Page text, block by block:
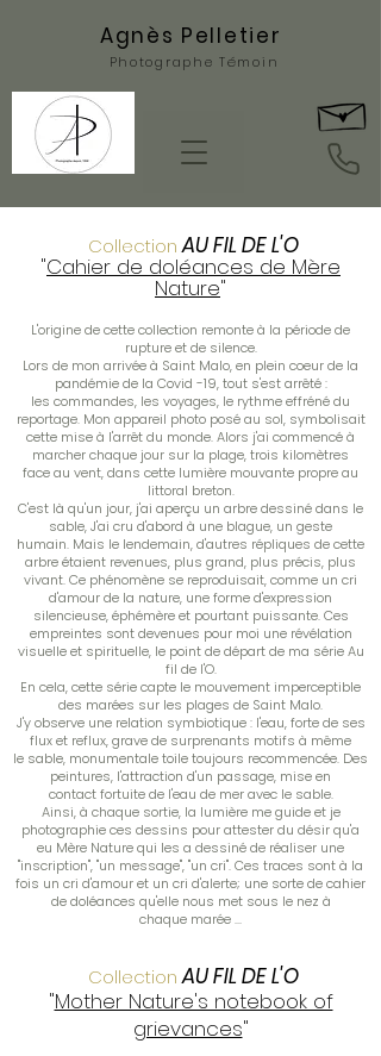
Agnès Pelletier
Photographe Témoin
Collection AU FIL DE L'O
"Cahier de doléances de Mère
Nature"
L'origine de cette collection remonte à la période de
rupture et de silence.
Lors de mon arrivée à Saint Malo, en plein coeur de la
pandémie de la Covid -19, tout s'est arrêté :
les commandes, les voyages, le rythme effréné du
reportage. Mon appareil photo posé au sol, symbolisait
cette mise à l'arrêt du monde. Alors j'ai commencé à
marcher chaque jour sur la plage, trois kilomètres
face au vent, dans cette lumière mouvante propre au
littoral breton.
C'est là qu'un jour, j'ai aperçu un arbre dessiné dans le
sable, J'ai cru d'abord à une blague, un geste
humain. Mais le lendemain, d'autres répliques de cette
arbre étaient revenues, plus grand, plus précis, plus
vivant. Ce phénomène se reproduisait, comme un cri
d'amour de la nature, une forme d'expression
silencieuse, éphémère et pourtant puissante. Ces
empreintes sont devenues pour moi une révélation
visuelle et spirituelle, le point de départ de ma série Au
fil de l'O.
En cela, cette série capte le mouvement imperceptible
des marées sur les plages de Saint Malo.
J'y observe une relation symbiotique : l'eau, forte de ses
flux et reflux, grave de surprenants motifs à même
le sable, monumentale toile toujours recommencée. Des
peintures, l'attraction d'un passage, mise en
contact fortuite de l'eau de mer avec le sable.
Ainsi, à chaque sortie, la lumière me guide et je
photographie ces dessins pour attester du désir qu'a
eu Mère Nature qui les a dessiné de réaliser une
"inscription", "un message", "un cri". Ces traces sont à la
fois un cri d'amour et un cri d'alerte; une sorte de cahier
de doléances qu'elle nous met sous le nez à
chaque marée ...
Collection AU FIL DE L'O
"Mother Nature's notebook of
grievances"